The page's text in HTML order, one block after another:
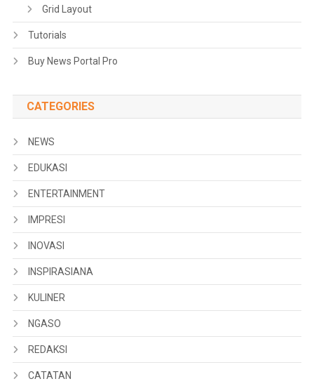
Grid Layout
Tutorials
Buy News Portal Pro
CATEGORIES
NEWS
EDUKASI
ENTERTAINMENT
IMPRESI
INOVASI
INSPIRASIANA
KULINER
NGASO
REDAKSI
CATATAN